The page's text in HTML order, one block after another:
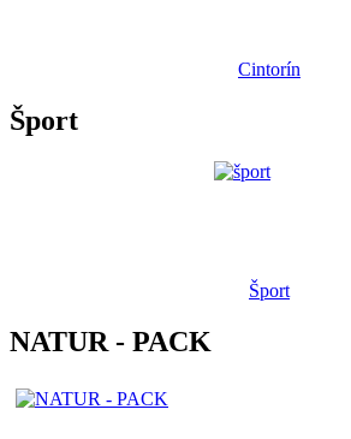
Cintorín
Šport
Šport
NATUR - PACK